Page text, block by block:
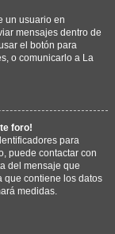
un usuario en
mensajes dentro de
el botón para
o comunicarlo a La
foro!
para
puede contactar con
del mensaje que
que contiene los datos
medidas.